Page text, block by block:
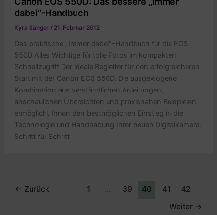
dabei“-Handbuch
Kyra Sänger / 21. Februar 2012
Das praktische „Immer dabei“-Handbuch für die EOS
550D Alles Wichtige für tolle Fotos im kompakten
Schnellzugriff Der ideale Begleiter für den erfolgreicheren
Start mit der Canon EOS 550D. Die ausgewogene
Kombination aus verständlichen Anleitungen,
anschaulichen Übersichten und praxisnahen Beispielen
ermöglicht Ihnen den bestmöglichen Einstieg in die
Technologie und Handhabung Ihrer neuen Digitalkamera.
Schritt für Schritt
← Zurück 1 … 39 40 41
42
Weiter →